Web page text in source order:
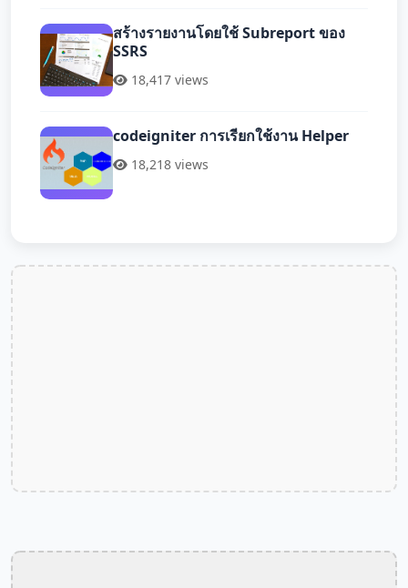
สร้างรายงานโดยใช้ Subreport ของ
SSRS
18,417 views
codeigniter การเรียกใช้งาน Helper
18,218 views